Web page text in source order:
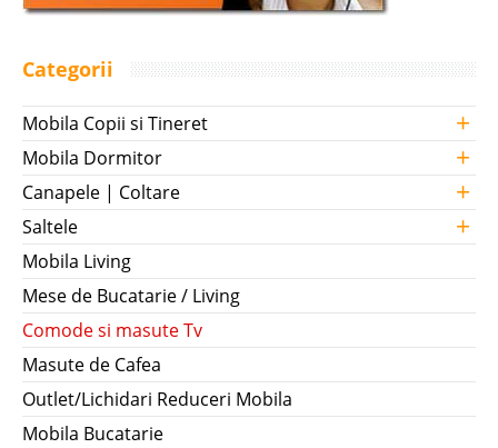
Categorii
Mobila Copii si Tineret +
Mobila Dormitor +
Canapele | Coltare +
Saltele +
Mobila Living
Mese de Bucatarie / Living
Comode si masute Tv
Masute de Cafea
Outlet/Lichidari Reduceri Mobila
Mobila Bucatarie